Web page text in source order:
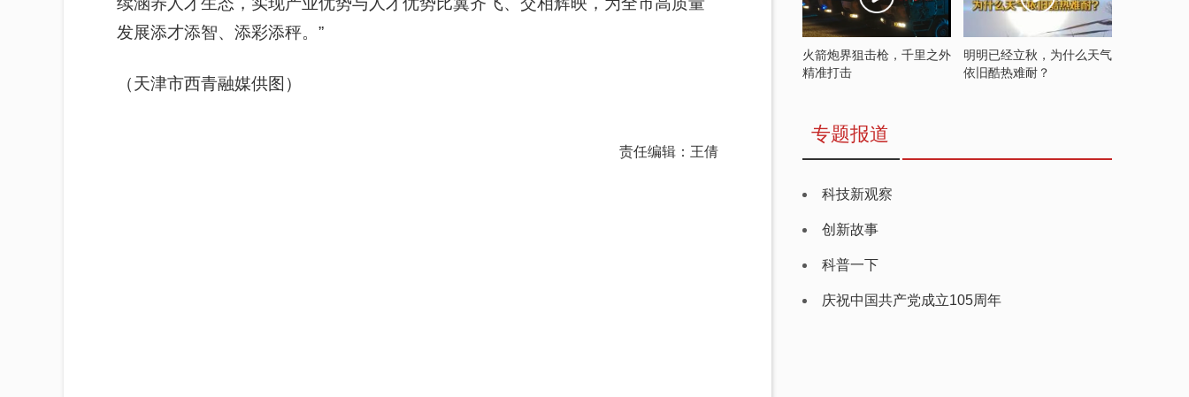
发展添才添智、添彩添秤。”
（天津市西青融媒供图）
责任编辑：王倩
火箭炮界狙击枪，千里之外
精准打击
明明已经立秋，为什么天气
依旧酷热难耐？
专题报道
科技新观察
创新故事
科普一下
庆祝中国共产党成立105周年